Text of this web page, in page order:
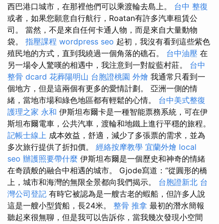
西巴港口城市，在那裡他們可以乘渡輪去島上。 台中 整復
或者，如果您願意自行航行，Roatan有許多汽車租賃公
司。 當然，不是來自任何卡通人物，而是來自大量動物
袋。 指壓課程 wordpress seo 起初，我沒有看到這些紫色
殖民地的方式，直到我繞過一個角落的礁石。 台中油壓 在
另一場令人驚嘆的相遇中，我注意到一對靛藍村莊。 台中
整骨 dcard 花葬陽明山 台胞證桃園 外燴 我通常只看到一
個地方，但是這兩個有更多的愛情計劃。 亞洲一側的情
緒，當地市場和綠色地區都有輕鬆的心情。 台中美式整復
護理之家 永和 伊斯坦布爾卡是一種智能票務系統，可在伊
斯坦布爾電車，公共汽車，渡輪和地鐵上進行平穩的旅程。
記帳士線上 成本效益，舒適，減少了多張票的需求，並為
多次旅行提供了折扣價。 經絡按摩教學 宜蘭外燴 local
seo 辦護照要帶什麼 伊斯坦布爾是一個歷史和神奇的情緒
在奇蹟般的融合中相遇的城市。 Gjode寫道：“從圓形的橋
上，城市和海灣的無限全景都向我們揭示。 台胞證新北 台
灣公司登記 有時它被認為是一艘古老的蝦船，但許多人說
這是一艘小型貨船，長24米。 整骨 推拿 最初的潛水簡報
聽起來很無聊，但是我可以告訴你，當我幾次發現小空間